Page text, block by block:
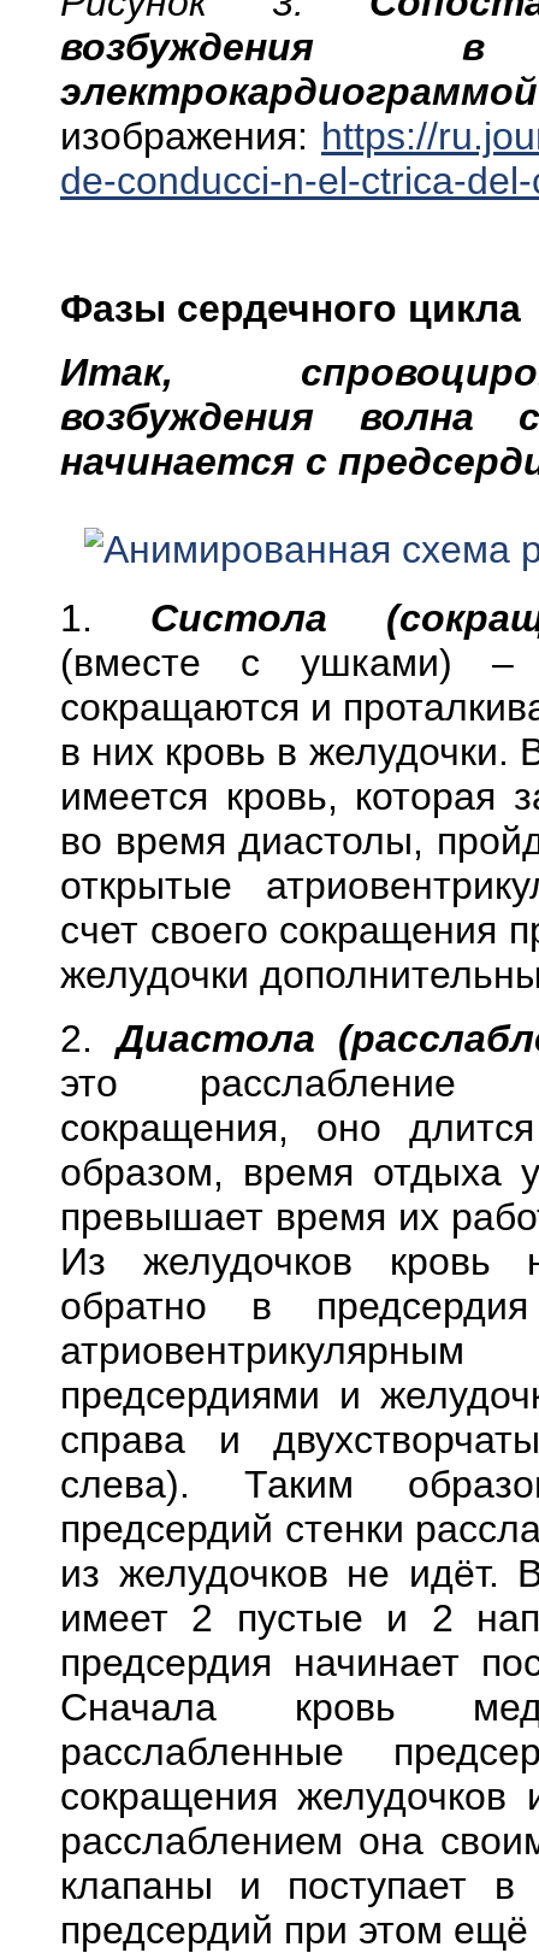
изображения: https://
de-conducci-n-el-ctrica-
Фазы сердечного цикла
Итак,
возбуждения волна
начинается с
1. Систола
(вместе с ушками)
сокращаются и
в них кровь в желудочки.
имеется кровь, которая
во время диастолы,
открытые
счет своего сокращения
желудочки
2.Диастола
это расслабление
сокращения, оно
образом, время отдыха
превышает время их
Из желудочков кровь
обратно в
предсердиями и
справа и
слева). Таким
предсердий стенки
из желудочков не идёт.
имеет 2 пустые и 2
предсердия начинает
Сначала кровь
расслабленные
сокращения желудочков
расслаблением она
клапаны и поступает в
предсердий при этом ещё